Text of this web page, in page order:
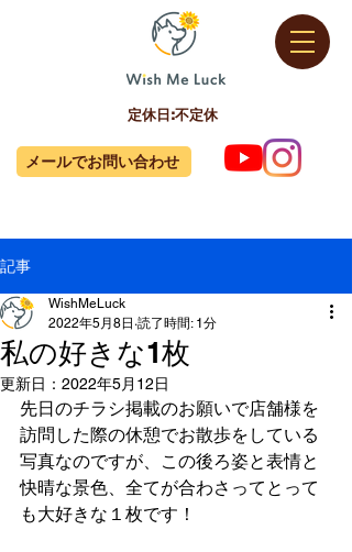
定休日:不定休
メールでお問い合わせ
記事
私の好きな1枚
WishMeLuck
2022年5月8日 読了時間: 1分
更新日： 2022年5月12日
先日のチラシ掲載のお願いで店舗様を
訪問した際の休憩でお散歩をしている
写真なのですが、この後ろ姿と表情と
快晴な景色、全てが合わさってとって
も大好きな１枚です！